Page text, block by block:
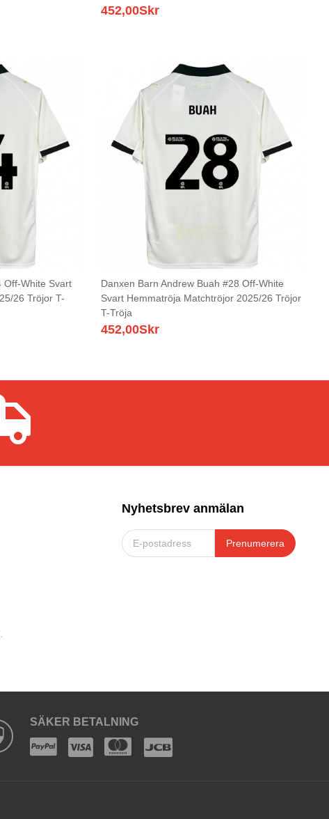
452,00Skr
Off-White Svart
26 Tröjor T-
Danxen Barn Andrew Buah #28 Off-White
Svart Hemmatröja Matchtröjor 2025/26 Tröjor
T-Tröja
452,00Skr
Nyhetsbrev anmälan
Prenumerera
SÄKER BETALNING